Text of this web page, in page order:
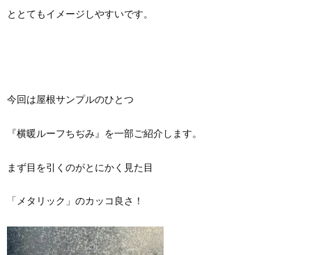
ととてもイメージしやすいです。
今回は屋根サンプルのひとつ
『横暖ルーフちぢみ』を一部ご紹介します。
まず目を引くのがとにかく見た目
「メタリック」のカッコ良さ！